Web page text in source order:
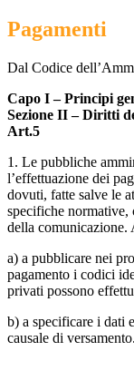
Pagamenti
Dal Codice
Capo I – Principi
Sezione II – Diritti
Art.5
1. Le pubbliche
l’effettuazione dei
dovuti, fatte salve le
specifiche normative,
della comunicazione.
a) a pubblicare nei
pagamento i codici
privati possono
b) a specificare i dati
causale di versamento.